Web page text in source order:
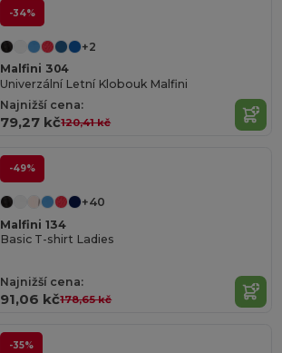
-34%
+2
Malfini 304
Univerzální Letní Klobouk Malfini
Najnižší cena:
79,27 kč120,41 kč
-49%
+40
Malfini 134
Basic T-shirt Ladies
Najnižší cena:
91,06 kč178,65 kč
-35%